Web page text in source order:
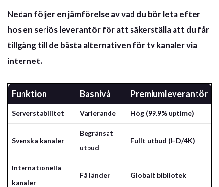
Nedan följer en jämförelse av vad du bör leta efter
hos en seriös leverantör för att säkerställa att du får
tillgång till de bästa alternativen förtv kanaler via
internet.
Funktion Basnivå Premiumleverantör
Serverstabilitet Varierande Hög (99.9% uptime)
Svenska kanaler
Begränsat
utbud
Fullt utbud (HD/4K)
Internationella
kanaler
Få länder Globalt bibliotek